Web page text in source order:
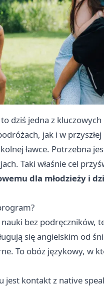
dziś jedna z
jak i w
ławce. Potrzebna
Taki właśnie cel
dla młodzieży i
bez podręczników,
się angielskim od
To obóz językowy, w
jest kontakt z native